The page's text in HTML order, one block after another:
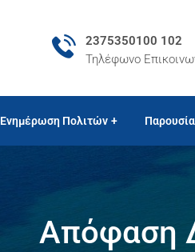
2375350100 102
Τηλέφωνο
Ενημέρωση Πολιτών
Απόφαση